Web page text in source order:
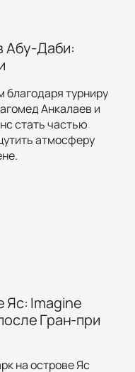
Абу-Даби:
турниру
Анкалаев и
стать частью
атмосферу
Яс: Imagine
Гран-при
на острове Яс